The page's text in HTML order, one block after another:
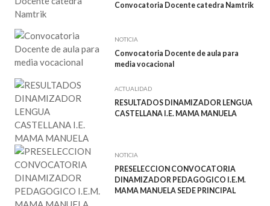
Convocatoria Docente catedra Namtrik
NOTICIA
Convocatoria Docente de aula para
media vocacional
ACTUALIDAD
RESULTADOS DINAMIZADOR LENGUA
CASTELLANA I.E. MAMA MANUELA
NOTICIA
PRESELECCION CONVOCATORIA
DINAMIZADOR PEDAGOGICO I.E.M.
MAMA MANUELA SEDE PRINCIPAL